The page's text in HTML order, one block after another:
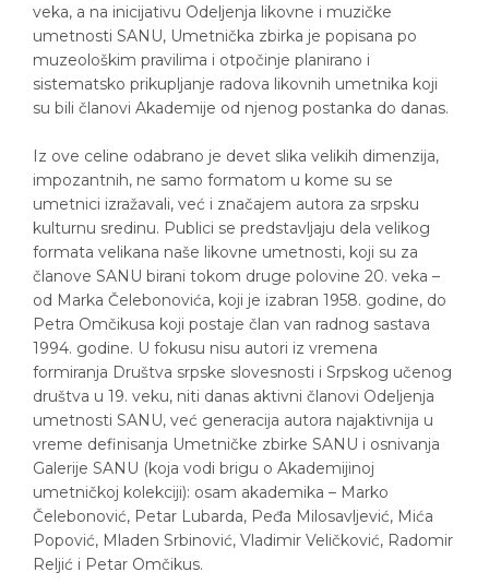
veka, a na inicijativu Odeljenja likovne i muzičke
umetnosti SANU, Umetnička zbirka je popisana po
muzeološkim pravilima i otpočinje planirano i
sistematsko prikupljanje radova likovnih umetnika koji
su bili članovi Akademije od njenog postanka do danas.
Iz ove celine odabrano je devet slika velikih dimenzija,
impozantnih, ne samo formatom u kome su se
umetnici izražavali, već i značajem autora za srpsku
kulturnu sredinu. Publici se predstavljaju dela velikog
formata velikana naše likovne umetnosti, koji su za
članove SANU birani tokom druge polovine 20. veka –
od Marka Čelebonovića, koji je izabran 1958. godine, do
Petra Omčikusa koji postaje član van radnog sastava
1994. godine. U fokusu nisu autori iz vremena
formiranja Društva srpske slovesnosti i Srpskog učenog
društva u 19. veku, niti danas aktivni članovi Odeljenja
umetnosti SANU, već generacija autora najaktivnija u
vreme definisanja Umetničke zbirke SANU i osnivanja
Galerije SANU (koja vodi brigu o Akademijinoj
umetničkoj kolekciji): osam akademika – Marko
Čelebonović, Petar Lubarda, Peđa Milosavljević, Mića
Popović, Mladen Srbinović, Vladimir Veličković, Radomir
Reljić i Petar Omčikus.